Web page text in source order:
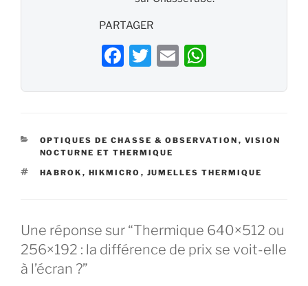
PARTAGER
F
c
b
o
T
itt
E
ai at
A
p
CATÉGORIES
OPTIQUES DE CHASSE & OBSERVATION , VISION
NOCTURNE ET THERMIQUE
ÉTIQUETTES
HABROK , HIKMICRO , JUMELLES THERMIQUE
Une réponse sur “Thermique 640×512 ou
256×192 : la différence de prix se voit-elle
à l’écran ?”